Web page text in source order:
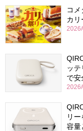
コ
カリ
ッ
で安
リ
容量